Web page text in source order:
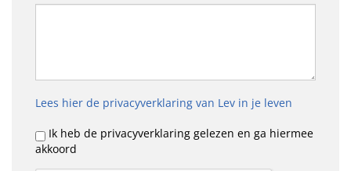
Lees hier de privacyverklaring van Lev in je leven
Ik heb de privacyverklaring gelezen en ga hiermee
akkoord